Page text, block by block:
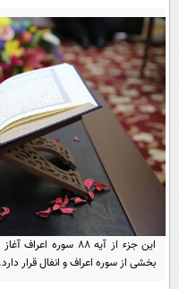
بخشی از سوره اعراف و انفال قرار دارد.